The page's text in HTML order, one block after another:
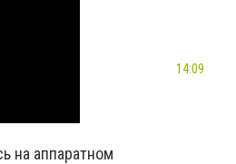
на аппаратном
14:09